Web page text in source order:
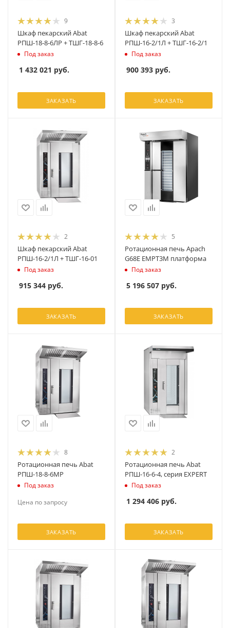
9
Шкаф пекарский Abat
РПШ-18-8-6ЛР + ТШГ-18-8-6
Под заказ
1 432 021 руб.
ЗАКАЗАТЬ
3
Шкаф пекарский Abat
РПШ-16-2/1Л + ТШГ-16-2/1
Под заказ
900 393 руб.
ЗАКАЗАТЬ
2
Шкаф пекарский Abat
РПШ-16-2/1Л + ТШГ-16-01
Под заказ
915 344 руб.
ЗАКАЗАТЬ
5
Ротационная печь Apach
G68E EMPT3M платформа
Под заказ
5 196 507 руб.
ЗАКАЗАТЬ
8
Ротационная печь Abat
РПШ-18-8-6МР
Под заказ
Цена по запросу
ЗАКАЗАТЬ
2
Ротационная печь Abat
РПШ-16-6-4, серия EXPERT
Под заказ
1 294 406 руб.
ЗАКАЗАТЬ